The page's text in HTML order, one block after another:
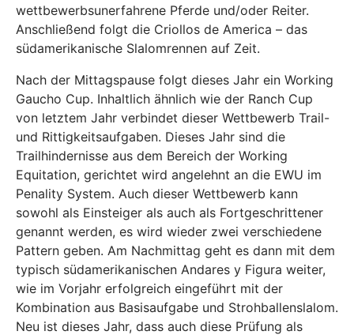
wettbewerbsunerfahrene Pferde und/oder Reiter.
Anschließend folgt die Criollos de America – das
südamerikanische Slalomrennen auf Zeit.
Nach der Mittagspause folgt dieses Jahr ein Working
Gaucho Cup. Inhaltlich ähnlich wie der Ranch Cup
von letztem Jahr verbindet dieser Wettbewerb Trail-
und Rittigkeitsaufgaben. Dieses Jahr sind die
Trailhindernisse aus dem Bereich der Working
Equitation, gerichtet wird angelehnt an die EWU im
Penality System. Auch dieser Wettbewerb kann
sowohl als Einsteiger als auch als Fortgeschrittener
genannt werden, es wird wieder zwei verschiedene
Pattern geben. Am Nachmittag geht es dann mit dem
typisch südamerikanischen Andares y Figura weiter,
wie im Vorjahr erfolgreich eingeführt mit der
Kombination aus Basisaufgabe und Strohballenslalom.
Neu ist dieses Jahr, dass auch diese Prüfung als